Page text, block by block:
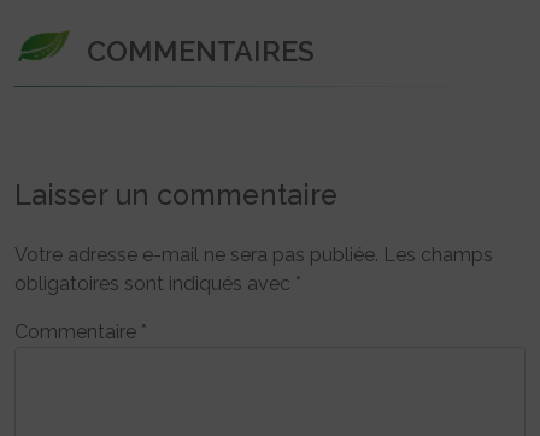
COMMENTAIRES
Laisser un commentaire
Votre adresse e-mail ne sera pas publiée. Les champs
obligatoires sont indiqués avec *
Commentaire *